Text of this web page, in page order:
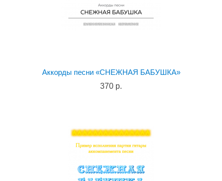
Аккорды песни «СНЕЖНАЯ БАБУШКА»
370 р.